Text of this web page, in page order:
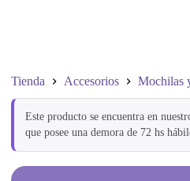
Tienda Accesorios Mochilas
Este producto se encuentra en
que posee una demora de 72 hs